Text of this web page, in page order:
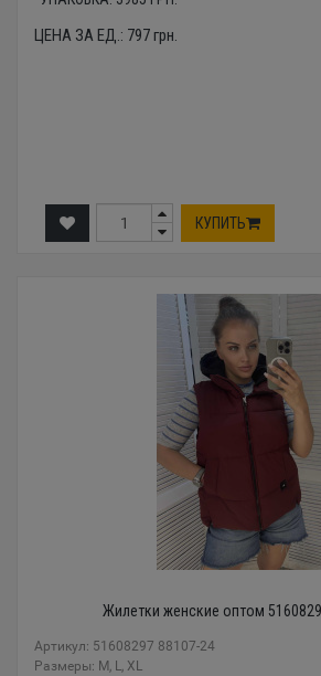
ЦЕНА ЗА ЕД.: 797грн.
КУПИТЬ
Жилетки женские оптом
Артикул: 51608297 88107-24
Размеры: M, L, XL